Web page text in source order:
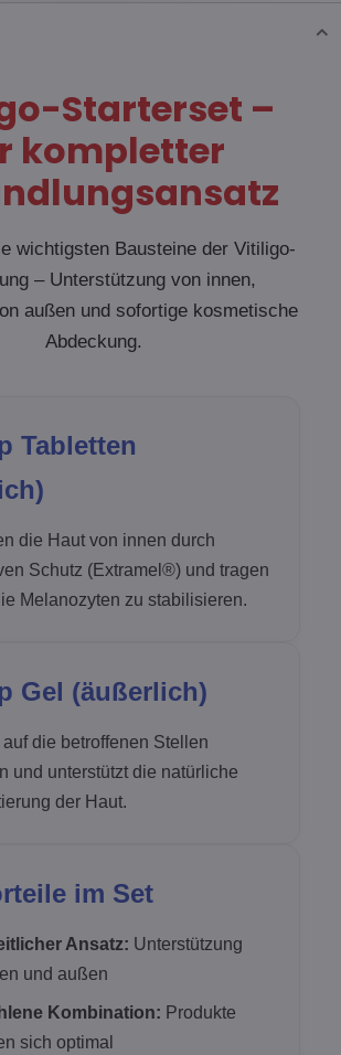
Starterset –
kompletter
wichtigsten Bausteine der Vitiligo-
– Unterstützung von innen,
außen und sofortige kosmetische
Abdeckung.
Tabletten
die Haut von innen durch
Schutz (Extramel®) und tragen
Melanozyten zu stabilisieren.
Gel (äußerlich)
die betroffenen Stellen
und unterstützt die natürliche
der Haut.
im Set
Ansatz: Unterstützung
und außen
Kombination: Produkte
sich optimal